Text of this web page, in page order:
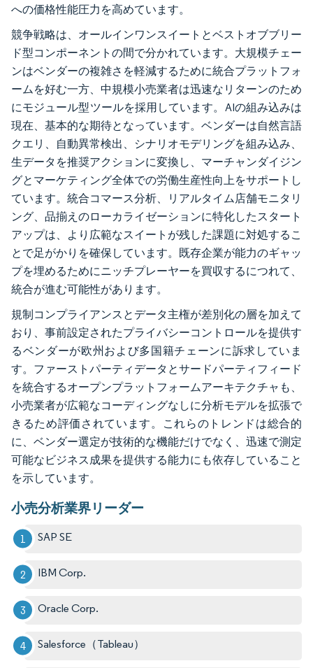
への価格性能圧力を高めています。
競争戦略は、オールインワンスイートとベストオブブリー
ド型コンポーネントの間で分かれています。大規模チェー
ンはベンダーの複雑さを軽減するために統合プラットフォ
ームを好む一方、中規模小売業者は迅速なリターンのため
にモジュール型ツールを採用しています。AIの組み込みは
現在、基本的な期待となっています。ベンダーは自然言語
クエリ、自動異常検出、シナリオモデリングを組み込み、
生データを推奨アクションに変換し、マーチャンダイジン
グとマーケティング全体での労働生産性向上をサポートし
ています。統合コマース分析、リアルタイム店舗モニタリ
ング、品揃えのローカライゼーションに特化したスタート
アップは、より広範なスイートが残した課題に対処するこ
とで足がかりを確保しています。既存企業が能力のギャッ
プを埋めるためにニッチプレーヤーを買収するにつれて、
統合が進む可能性があります。
規制コンプライアンスとデータ主権が差別化の層を加えて
おり、事前設定されたプライバシーコントロールを提供す
るベンダーが欧州および多国籍チェーンに訴求していま
す。ファーストパーティデータとサードパーティフィード
を統合するオープンプラットフォームアーキテクチャも、
小売業者が広範なコーディングなしに分析モデルを拡張で
きるため評価されています。これらのトレンドは総合的
に、ベンダー選定が技術的な機能だけでなく、迅速で測定
可能なビジネス成果を提供する能力にも依存していること
を示しています。
小売分析業界リーダー
SAP SE
IBM Corp.
Oracle Corp.
Salesforce（Tableau）